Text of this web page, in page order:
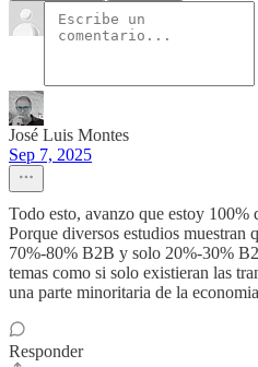
José Luis Montes
Sep 7, 2025
Todo esto, avanzo que estoy 100%
Porque diversos estudios muestran
70%-80% B2B y solo 20%-30%
temas como si solo existieran las
una parte minoritaria de la
Responder